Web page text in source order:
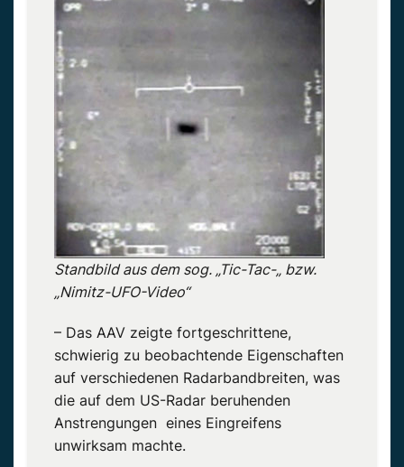
Standbild aus dem sog. „Tic-Tac-„ bzw.
„Nimitz-UFO-Video“
– Das AAV zeigte fortgeschrittene,
schwierig zu beobachtende Eigenschaften
auf verschiedenen Radarbandbreiten, was
die auf dem US-Radar beruhenden
Anstrengungen eines Eingreifens
unwirksam machte.